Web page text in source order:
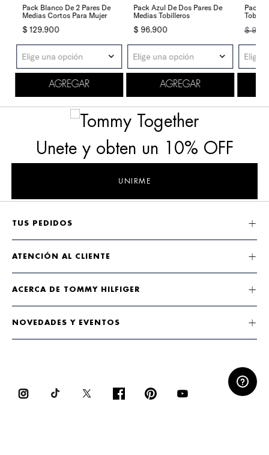
Pack Blanco De 2 Pares De
Medias Cortos Para Mujer
$129.900
Elige una opción
AGREGAR
Pack Azul De Dos Pares De
Medias Tobilleros
$ 96.900
Elige una opción
AGREGAR
Pack
$96
Elige
Unete y obten un 10% OFF
UNIRME
TUS PEDIDOS
ATENCIÓN AL CLIENTE
ACERCA DE TOMMY HILFIGER
NOVEDADES Y EVENTOS